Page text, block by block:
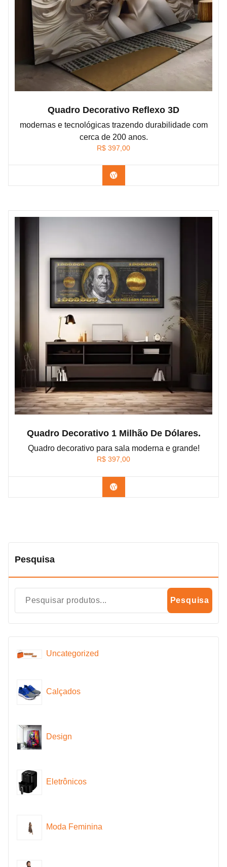
Quadro Decorativo Reflexo 3D
modernas e tecnológicas trazendo durabilidade com
cerca de 200 anos.
R$ 397,00
Comprar produto
Quadro Decorativo 1 Milhão De Dólares.
Quadro decorativo para sala moderna e grande!
R$ 397,00
Confira os modelos
Pesquisa
Pesquisa
Uncategorized
Calçados
Design
Eletrônicos
Moda Feminina